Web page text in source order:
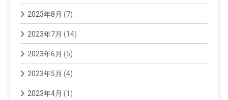
2023年8月 (7)
2023年7月 (14)
2023年6月 (5)
2023年5月 (4)
2023年4月 (1)